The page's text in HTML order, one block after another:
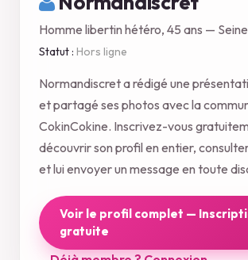
Homme libertin hétéro, 45 ans —
Statut : Hors ligne
Normandiscret a rédigé une
et partagé ses photos avec la
CokinCokine. Inscrivez-vous
découvrir son profil en entier,
et lui envoyer un message en toute
Voir le profil complet —
gratuite